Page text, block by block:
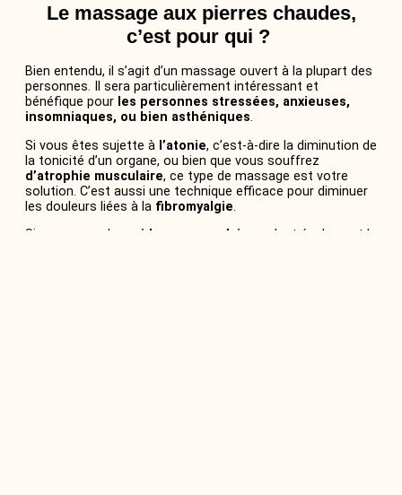
Le massage aux pierres chaudes,
c’est pour qui ?
Bien entendu, il s’agit d’un massage ouvert à la plupart des
personnes. Il sera particulièrement intéressant et
bénéfique pour les personnes stressées, anxieuses,
insomniaques, ou bien asthéniques.
Si vous êtes sujette à l’atonie, c’est-à-dire la diminution de
la tonicité d’un organe, ou bien que vous souffrez
d’atrophie musculaire, ce type de massage est votre
solution. C’est aussi une technique efficace pour diminuer
les douleurs liées à la fibromyalgie.
Si vous avez des
raideurs musculaires
, c’est également le